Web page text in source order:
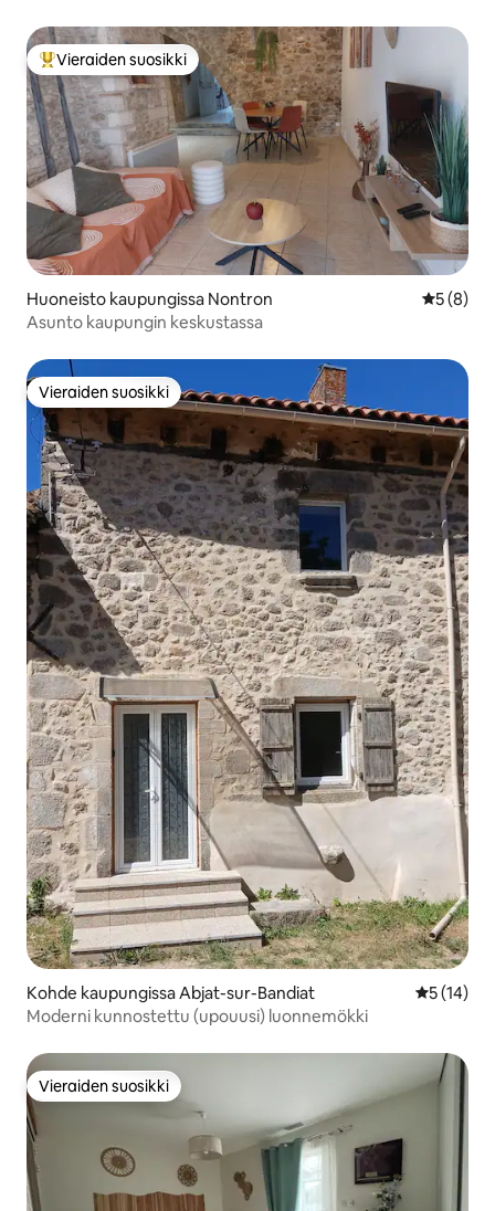
Vieraiden suosikkien parhaimmistoa
Vieraiden suosikki
Huoneisto kaupungissa Nontron
5 (8)
Asunto kaupungin keskustassa
Vieraiden suosikki
Vieraiden suosikki
Kohde kaupungissa Abjat-sur-Bandiat
5 (14)
Moderni kunnostettu (upouusi) luonnemökki
Vieraiden suosikki
Vieraiden suosikki